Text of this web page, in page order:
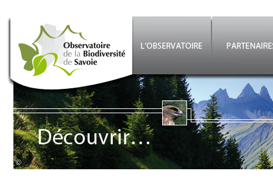
Aller au contenu principal
©